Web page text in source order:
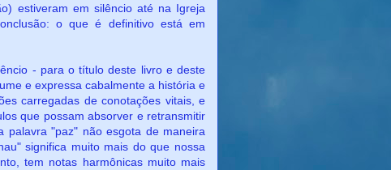
estiveram em silêncio até na Igreja
o que é definitivo está em
o título deste livro e deste
e expressa cabalmente a história e
carregadas de conotações vitais, e
que possam absorver e retransmitir
palavra "paz" não esgota de maneira
significa muito mais do que nossa
tem notas harmônicas muito mais